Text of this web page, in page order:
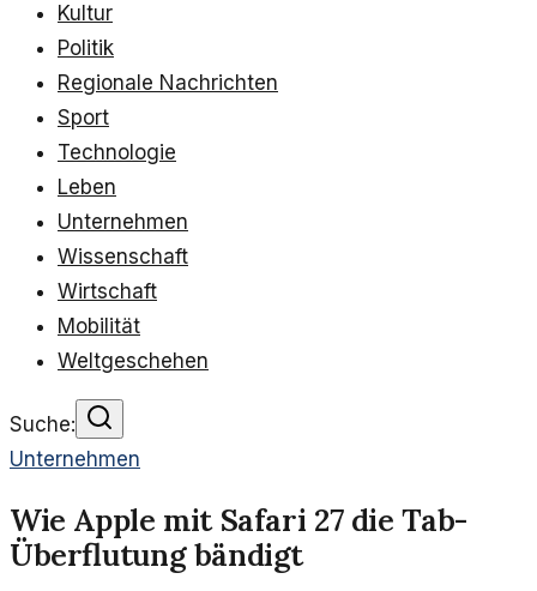
Kultur
Politik
Regionale Nachrichten
Sport
Technologie
Leben
Unternehmen
Wissenschaft
Wirtschaft
Mobilität
Weltgeschehen
Suche:
Unternehmen
Wie Apple mit Safari 27 die Tab-
Überflutung bändigt